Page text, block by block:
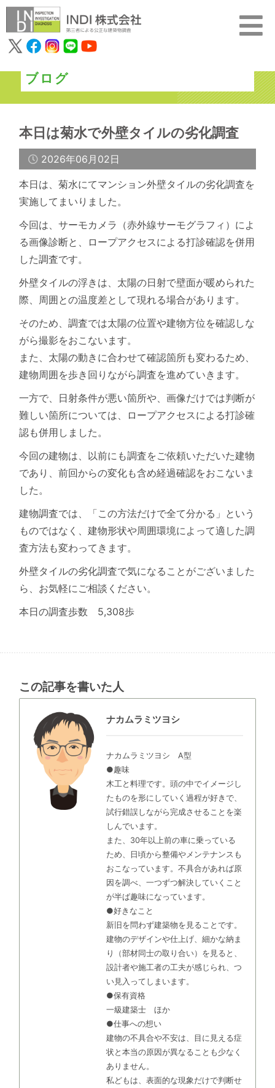
ブログ
本日は菊水で外壁タイルの劣化調査
2026年06月02日
本日は、菊水にてマンション外壁タイルの劣化調査を
実施してまいりました。
今回は、サーモカメラ（赤外線サーモグラフィ）によ
る画像診断と、ロープアクセスによる打診確認を併用
した調査です。
外壁タイルの浮きは、太陽の日射で壁面が暖められた
際、周囲との温度差として現れる場合があります。
そのため、調査では太陽の位置や建物方位を確認しな
がら撮影をおこないます。
また、太陽の動きに合わせて確認箇所も変わるため、
建物周囲を歩き回りながら調査を進めていきます。
一方で、日射条件が悪い箇所や、画像だけでは判断が
難しい箇所については、ロープアクセスによる打診確
認も併用しました。
今回の建物は、以前にも調査をご依頼いただいた建物
であり、前回からの変化も含め経過確認をおこないま
した。
建物調査では、「この方法だけで全て分かる」という
ものではなく、建物形状や周囲環境によって適した調
査方法も変わってきます。
外壁タイルの劣化調査で気になることがございました
ら、お気軽にご相談ください。
本日の調査歩数 5,308歩
この記事を書いた人
ナカムラミツヨシ
ナカムラミツヨシ A型
●趣味
木工と料理です。頭の中でイメージし
たものを形にしていく過程が好きで、
試行錯誤しながら完成させることを楽
しんでいます。
また、30年以上前の車に乗っている
ため、日頃から整備やメンテナンスも
おこなっています。不具合があれば原
因を調べ、一つずつ解決していくこと
が半ば趣味になっています。
●好きなこと
新旧を問わず建築物を見ることです。
建物のデザインや仕上げ、細かな納ま
り（部材同士の取り合い）を見ると、
設計者や施工者の工夫が感じられ、つ
い見入ってしまいます。
●保有資格
一級建築士 ほか
●仕事への想い
建物の不具合や不安は、目に見える症
状と本当の原因が異なることも少なく
ありません。
私どもは、表面的な現象だけで判断せ